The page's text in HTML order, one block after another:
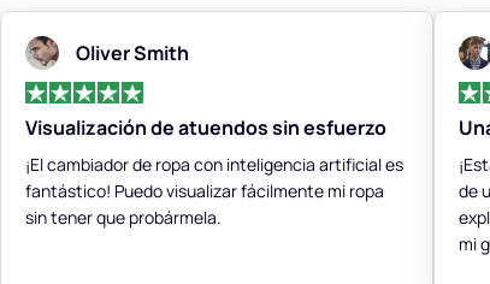
Oliver Smith
Visualización de atuendos sin esfuerzo
¡El cambiador de ropa con inteligencia artificial es
fantástico! Puedo visualizar fácilmente mi ropa
sin tener que probármela.
de
mi